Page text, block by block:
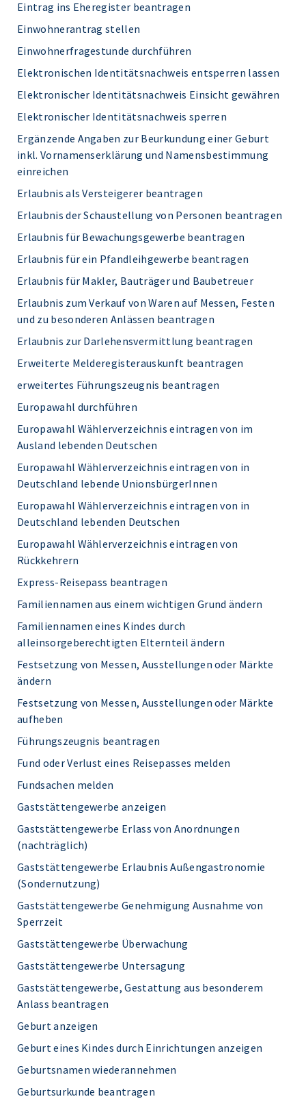
Eintrag ins Eheregister beantragen
Einwohnerantrag stellen
Einwohnerfragestunde durchführen
Elektronischen Identitätsnachweis entsperren lassen
Elektronischer Identitätsnachweis Einsicht gewähren
Elektronischer Identitätsnachweis sperren
Ergänzende Angaben zur Beurkundung einer Geburt
inkl. Vornamenserklärung und Namensbestimmung
einreichen
Erlaubnis als Versteigerer beantragen
Erlaubnis der Schaustellung von Personen beantragen
Erlaubnis für Bewachungsgewerbe beantragen
Erlaubnis für ein Pfandleihgewerbe beantragen
Erlaubnis für Makler, Bauträger und Baubetreuer
Erlaubnis zum Verkauf von Waren auf Messen, Festen
und zu besonderen Anlässen beantragen
Erlaubnis zur Darlehensvermittlung beantragen
Erweiterte Melderegisterauskunft beantragen
erweitertes Führungszeugnis beantragen
Europawahl durchführen
Europawahl Wählerverzeichnis eintragen von im
Ausland lebenden Deutschen
Europawahl Wählerverzeichnis eintragen von in
Deutschland lebende UnionsbürgerInnen
Europawahl Wählerverzeichnis eintragen von in
Deutschland lebenden Deutschen
Europawahl Wählerverzeichnis eintragen von
Rückkehrern
Express-Reisepass beantragen
Familiennamen aus einem wichtigen Grund ändern
Familiennamen eines Kindes durch
alleinsorgeberechtigten Elternteil ändern
Festsetzung von Messen, Ausstellungen oder Märkte
ändern
Festsetzung von Messen, Ausstellungen oder Märkte
aufheben
Führungszeugnis beantragen
Fund oder Verlust eines Reisepasses melden
Fundsachen melden
Gaststättengewerbe anzeigen
Gaststättengewerbe Erlass von Anordnungen
(nachträglich)
Gaststättengewerbe Erlaubnis Außengastronomie
(Sondernutzung)
Gaststättengewerbe Genehmigung Ausnahme von
Sperrzeit
Gaststättengewerbe Überwachung
Gaststättengewerbe Untersagung
Gaststättengewerbe, Gestattung aus besonderem
Anlass beantragen
Geburt anzeigen
Geburt eines Kindes durch Einrichtungen anzeigen
Geburtsnamen wiederannehmen
Geburtsurkunde beantragen